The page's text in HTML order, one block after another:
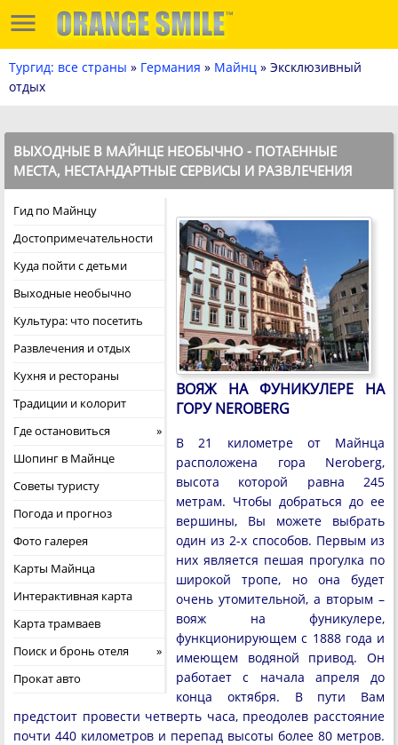
Тургид: все страны » Германия » Майнц » Эксклюзивный
отдых
ВЫХОДНЫЕ В МАЙНЦЕ НЕОБЫЧНО - ПОТАЕННЫЕ
МЕСТА, НЕСТАНДАРТНЫЕ СЕРВИСЫ И РАЗВЛЕЧЕНИЯ
Гид по Майнцу
Достопримечательности
Куда пойти с детьми
Выходные необычно
Культура: что посетить
Развлечения и отдых
Кухня и рестораны
Традиции и колорит
Где остановиться
Шопинг в Майнце
Советы туристу
Погода и прогноз
Фото галерея
Карты Майнца
Интерактивная карта
Карта трамваев
Поиск и бронь отеля
Прокат авто
ВОЯЖ НА ФУНИКУЛЕРЕ НА
ГОРУ NEROBERG
В 21 километре от Майнца
расположена гора Neroberg,
высота которой равна 245
метрам. Чтобы добраться до ее
вершины, Вы можете выбрать
один из 2-х способов. Первым из
них является пешая прогулка по
широкой тропе, но она будет
очень утомительной, а вторым –
вояж на фуникулере,
функционирующем с 1888 года и
имеющем водяной привод. Он
работает с начала апреля до
конца октября. В пути Вам
предстоит провести четверть часа, преодолев расстояние
почти 440 километров и перепад высоты более 80 метров.